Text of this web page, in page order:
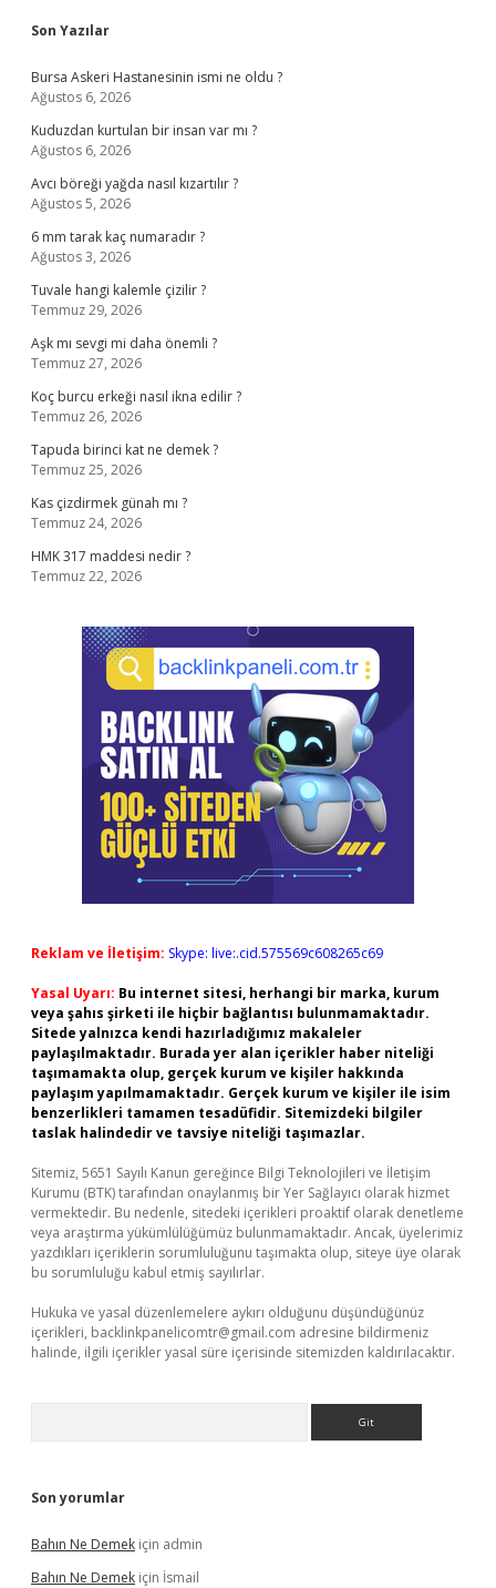
Sidebar
Son Yazılar
Bursa Askeri Hastanesinin ismi ne oldu ?
Ağustos 6, 2026
Kuduzdan kurtulan bir insan var mı ?
Ağustos 6, 2026
Avcı böreği yağda nasıl kızartılır ?
Ağustos 5, 2026
6 mm tarak kaç numaradır ?
Ağustos 3, 2026
Tuvale hangi kalemle çizilir ?
Temmuz 29, 2026
Aşk mı sevgi mi daha önemli ?
Temmuz 27, 2026
Koç burcu erkeği nasıl ikna edilir ?
Temmuz 26, 2026
Tapuda birinci kat ne demek ?
Temmuz 25, 2026
Kas çizdirmek günah mı ?
Temmuz 24, 2026
HMK 317 maddesi nedir ?
Temmuz 22, 2026
Reklam ve İletişim: Skype: live:.cid.575569c608265c69
Yasal Uyarı: Bu internet sitesi, herhangi bir marka, kurum
veya şahıs şirketi ile hiçbir bağlantısı bulunmamaktadır.
Sitede yalnızca kendi hazırladığımız makaleler
paylaşılmaktadır. Burada yer alan içerikler haber niteliği
taşımamakta olup, gerçek kurum ve kişiler hakkında
paylaşım yapılmamaktadır. Gerçek kurum ve kişiler ile isim
benzerlikleri tamamen tesadüfidir. Sitemizdeki bilgiler
taslak halindedir ve tavsiye niteliği taşımazlar.
Sitemiz, 5651 Sayılı Kanun gereğince Bilgi Teknolojileri ve İletişim
Kurumu (BTK) tarafından onaylanmış bir Yer Sağlayıcı olarak hizmet
vermektedir. Bu nedenle, sitedeki içerikleri proaktif olarak denetleme
veya araştırma yükümlülüğümüz bulunmamaktadır. Ancak, üyelerimiz
yazdıkları içeriklerin sorumluluğunu taşımakta olup, siteye üye olarak
bu sorumluluğu kabul etmiş sayılırlar.
Hukuka ve yasal düzenlemelere aykırı olduğunu düşündüğünüz
içerikleri, backlinkpanelicomtr@gmail.com adresine bildirmeniz
halinde, ilgili içerikler yasal süre içerisinde sitemizden kaldırılacaktır.
Son yorumlar
Bahın Ne Demek için admin
Bahın Ne Demek için İsmail